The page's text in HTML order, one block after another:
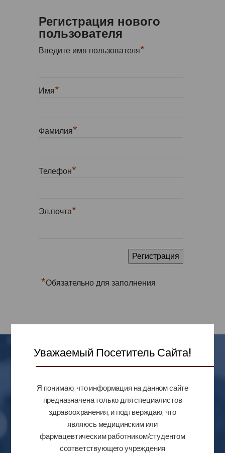
Регистрация нового
пользователя
Введите имя пользователя*
Имя*
Фамилия*
Телефон*
Эл.почта*
*Обязательно для заполнения
Остались
вопросы?
Уважаемый Посетитель Сайта!
Я понимаю, что информация на данном сайте
предназначена только для специалистов
здравоохранения, и подтверждаю, что
являюсь медицинским или
фармацевтическим работником/студентом
соответствующего учреждения